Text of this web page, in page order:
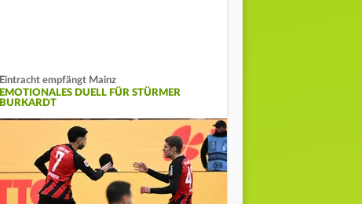
Eintracht empfängt Mainz
EMOTIONALES DUELL FÜR STÜRMER
BURKARDT